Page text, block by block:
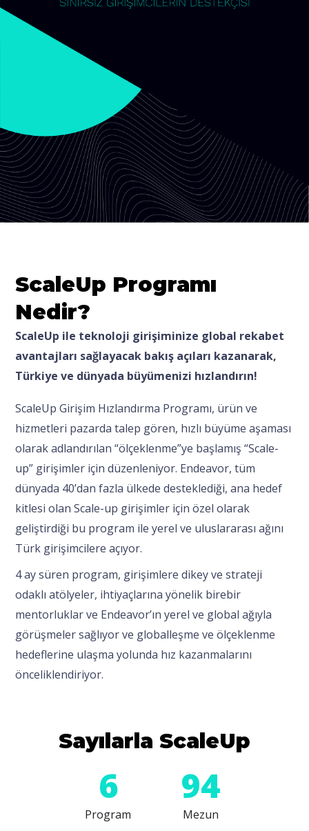
ScaleUp Programı
Nedir?
ScaleUp ile teknoloji girişiminize global rekabet
avantajları sağlayacak bakış açıları kazanarak,
Türkiye ve dünyada büyümenizi hızlandırın!
ScaleUp Girişim Hızlandırma Programı, ürün ve
hizmetleri pazarda talep gören, hızlı büyüme aşaması
olarak adlandırılan “ölçeklenme”ye başlamış “Scale-
up” girişimler için düzenleniyor. Endeavor, tüm
dünyada 40’dan fazla ülkede desteklediği, ana hedef
kitlesi olan Scale-up girişimler için özel olarak
geliştirdiği bu program ile yerel ve uluslararası ağını
Türk girişimcilere açıyor.
4 ay süren program, girişimlere dikey ve strateji
odaklı atölyeler, ihtiyaçlarına yönelik birebir
mentorluklar ve Endeavor’ın yerel ve global ağıyla
görüşmeler sağlıyor ve globalleşme ve ölçeklenme
hedeflerine ulaşma yolunda hız kazanmalarını
önceliklendiriyor.
Sayılarla ScaleUp
6
Program
94
Mezun